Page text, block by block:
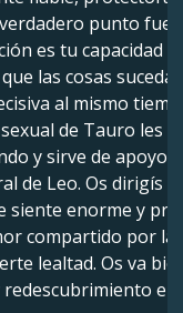
punto
es tu capacidad
las cosas
al mismo
de Tauro les
y sirve de apoyo
de Leo. Os dirigís
siente enorme y
compartido por las
lealtad. Os va
en